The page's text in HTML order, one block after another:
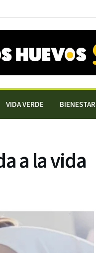
VIDA VERDE BIENESTAR
a la vida